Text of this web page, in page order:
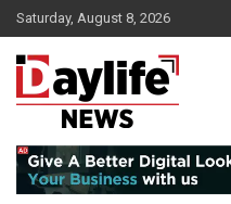
Skip
to
content
Saturday, August 8, 2026
daylifenews